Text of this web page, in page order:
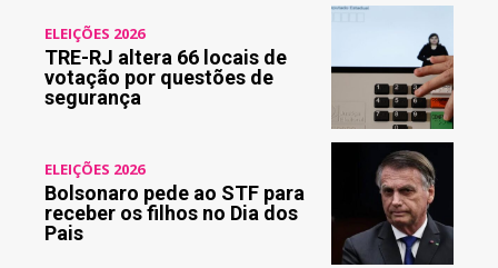
ELEIÇÕES 2026
TRE-RJ altera 66 locais de
votação por questões de
segurança
ELEIÇÕES 2026
Bolsonaro pede ao STF para
receber os filhos no Dia dos
Pais